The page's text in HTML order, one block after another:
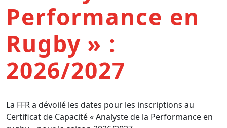
Performance en
Rugby » :
2026/2027
La FFR a dévoilé les dates pour les inscriptions au
Certificat de Capacité «Analyste de la Performance en